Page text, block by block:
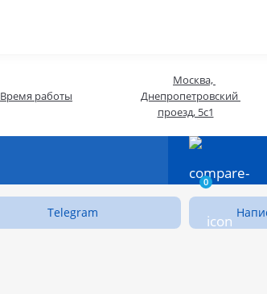
Время работы
Москва,
Днепропетровский
проезд, 5с1
0
Telegram